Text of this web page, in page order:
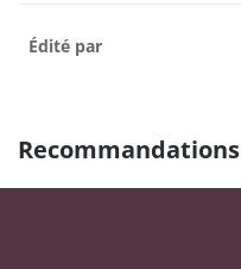
Édité par
Recommandations